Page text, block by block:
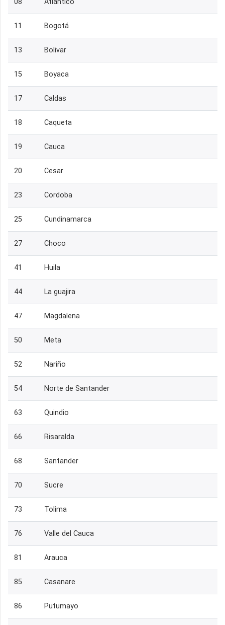
11 Bogotá
13 Bolivar
15 Boyaca
17 Caldas
18 Caqueta
19 Cauca
20 Cesar
23 Cordoba
25 Cundinamarca
27 Choco
41 Huila
44 La guajira
47 Magdalena
50 Meta
52 Nariño
54 Norte de Santander
63 Quindio
66 Risaralda
68 Santander
70 Sucre
73 Tolima
76 Valle del Cauca
81 Arauca
85 Casanare
86 Putumayo